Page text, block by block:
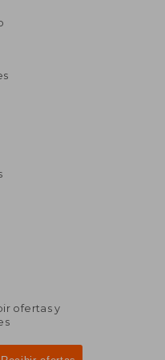
ofertas y